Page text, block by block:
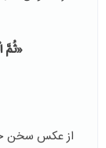
«ثُمَّ
از عکس سخن